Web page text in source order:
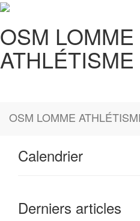
OSM LOMME
ATHLÉTISME
OSM LOMME
Calendrier
Derniers articles